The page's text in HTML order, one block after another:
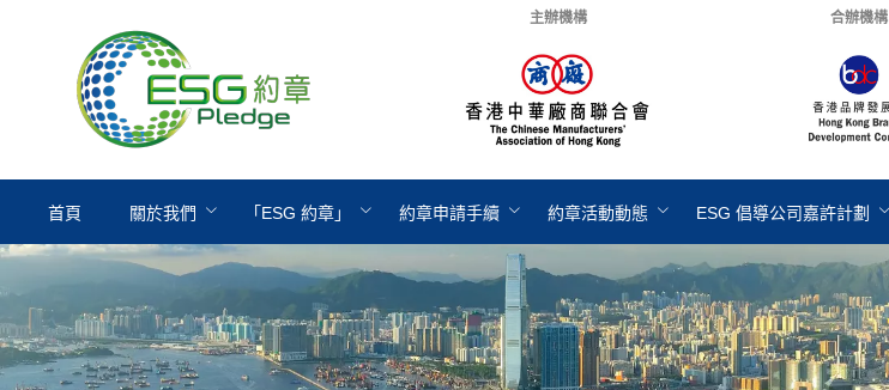
主辦機構 合辦機構
首頁 關於我們 「ESG 約章」 約章申請手續 約章活動動態 ESG 倡導公司嘉許計劃